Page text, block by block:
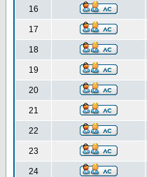
16
17
18
19
20
21
22
23
24